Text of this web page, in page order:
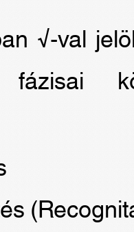
√-val
fázisai